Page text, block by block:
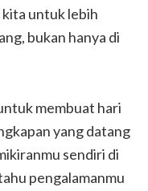
untuk lebih
bukan hanya di
membuat hari
yang datang
sendiri di
pengalamanmu